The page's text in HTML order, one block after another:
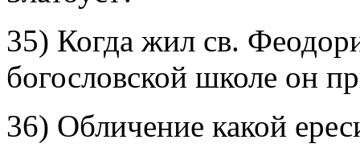
35) Когда жил св.
богословской школе он
36) Обличение какой